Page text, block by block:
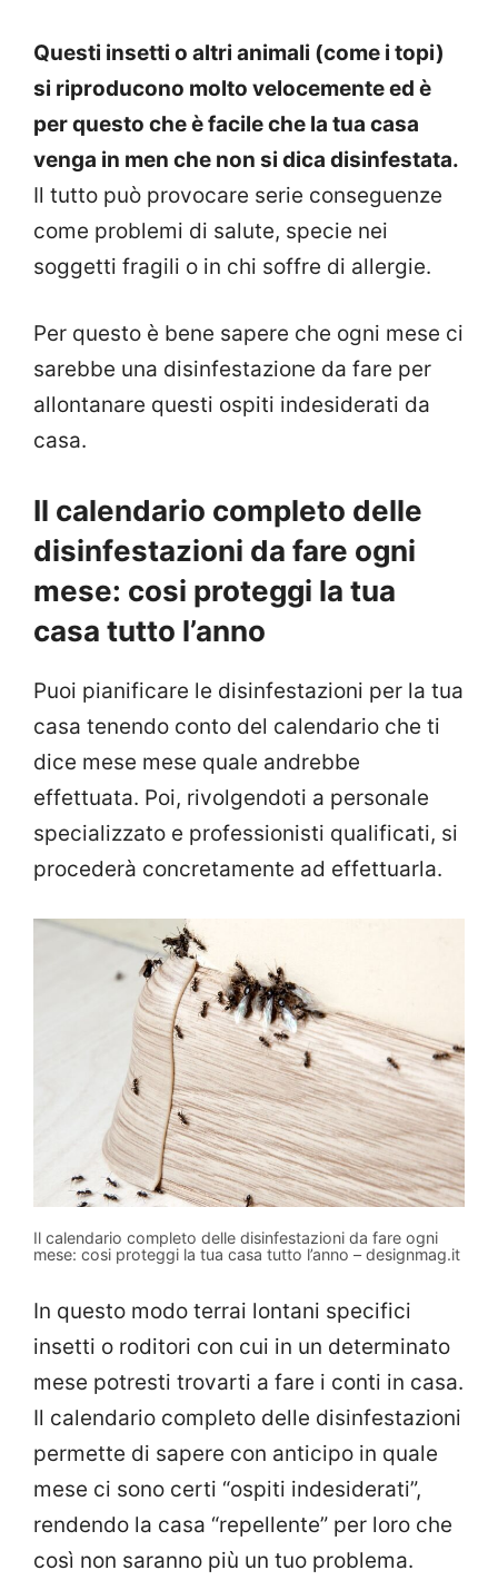
Questi insetti o altri animali (come i topi)
si riproducono molto velocemente ed è
per questo che è facile che la tua casa
venga in men che non si dica disinfestata.
Il tutto può provocare serie conseguenze
come problemi di salute, specie nei
soggetti fragili o in chi soffre di allergie.
Per questo è bene sapere che ogni mese ci
sarebbe una disinfestazione da fare per
allontanare questi ospiti indesiderati da
casa.
Il calendario completo delle
disinfestazioni da fare ogni
mese: cosi proteggi la tua
casa tutto l’anno
Puoi pianificare le disinfestazioni per la tua
casa tenendo conto del calendario che ti
dice mese mese quale andrebbe
effettuata. Poi, rivolgendoti a personale
specializzato e professionisti qualificati, si
procederà concretamente ad effettuarla.
Il calendario completo delle disinfestazioni da fare ogni
mese: cosi proteggi la tua casa tutto l’anno – designmag.it
In questo modo terrai lontani specifici
insetti o roditori con cui in un determinato
mese potresti trovarti a fare i conti in casa.
Il calendario completo delle disinfestazioni
permette di sapere con anticipo in quale
mese ci sono certi “ospiti indesiderati”,
rendendo la casa “repellente” per loro che
così non saranno più un tuo problema.